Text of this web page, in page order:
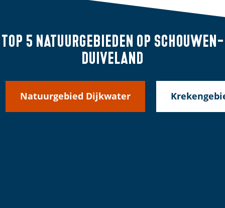
Top 5 natuurgebieden op Schouwen-
Duiveland
Natuurgebied Dijkwater